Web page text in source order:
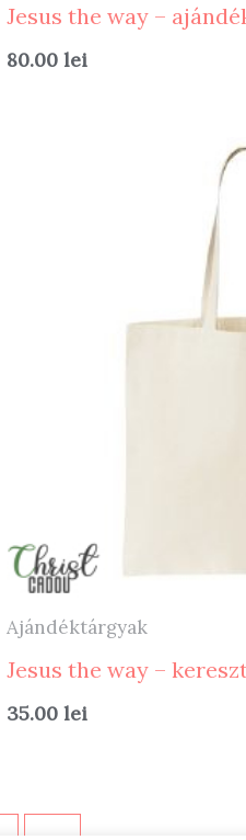
Jesus the way –
80.00 lei
Ajándéktárgyak
Jesus the way –
35.00 lei